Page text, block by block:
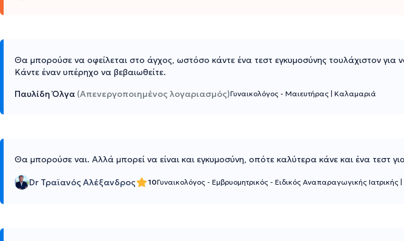
Θα μπορούσε να οφείλεται στο άγχος, ωστόσο κάντε ένα τεστ εγκυμοσύνης τουλάχιστον για
Κάντε έναν υπέρηχο να βεβαιωθείτε.
Παυλίδη Όλγα (Απενεργοποιημένος λογαριασμός)Γυναικολόγος - Μαιευτήρας Καλαμαριά
Θα μπορούσε ναι. Αλλά μπορεί να είναι και εγκυμοσύνη, οπότε καλύτερα κάνε και ένα τεστ
Dr Τραϊανός Αλέξανδρος 10Γυναικολόγος - Εμβρυομητρικός - Ειδικός Αναπαραγωγικής Ιατρικής